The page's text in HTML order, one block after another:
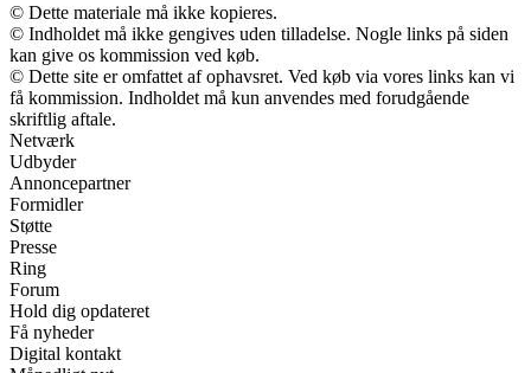
© Dette materiale må ikke kopieres.
© Indholdet må ikke gengives uden tilladelse. Nogle links på siden
kan give os kommission ved køb.
© Dette site er omfattet af ophavsret. Ved køb via vores links kan vi
få kommission. Indholdet må kun anvendes med forudgående
skriftlig aftale.
Netværk
Udbyder
Annoncepartner
Formidler
Støtte
Presse
Ring
Forum
Hold dig opdateret
Få nyheder
Digital kontakt